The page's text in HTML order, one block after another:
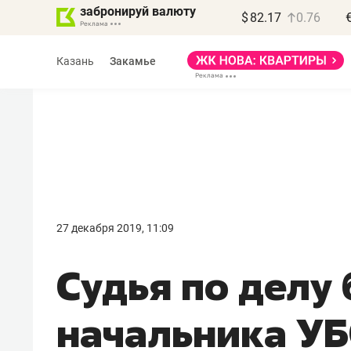
забронируй валюту $ 82.17 0.76
Казань Закамье
27 декабря 2019, 11:09
Судья по
начальника